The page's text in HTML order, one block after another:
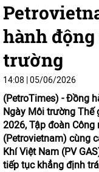
hành
trường
14:08 | 05/06/2026
(PetroTimes) -Đồng
Ngày Môi trường Thế
2026, Tập đoàn
(Petrovietnam) cùng
Khí Việt Nam (PV
tiếp tục khẳng định